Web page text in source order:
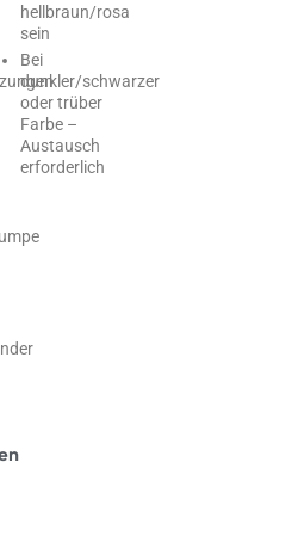
hellbraun/rosa
sein
Bei
dunkler/schwarzer
oder trüber
Farbe –
Austausch
erforderlich